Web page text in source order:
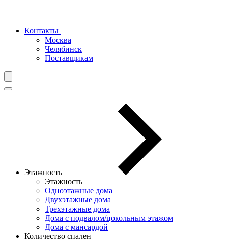
Контакты
Москва
Челябинск
Поставщикам
Этажность
Этажность
Одноэтажные дома
Двухэтажные дома
Трехэтажные дома
Дома с подвалом/цокольным этажом
Дома с мансардой
Количество спален